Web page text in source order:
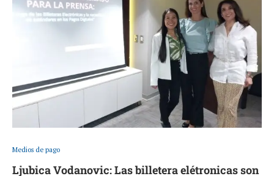
Medios de pago
Ljubica Vodanovic: Las billetera elétronicas son